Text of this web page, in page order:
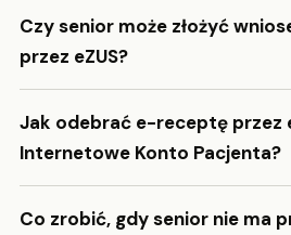
Czy senior może złożyć
przez eZUS?
Jak odebrać e-receptę przez
Internetowe Konto Pacjenta?
Co zrobić, gdy senior nie ma